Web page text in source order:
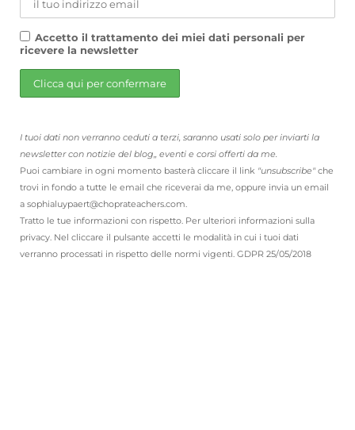
Accetto il trattamento dei miei dati personali per
ricevere la newsletter
I tuoi dati non verranno ceduti a terzi, saranno usati solo per inviarti la
newsletter con notizie del blog,, eventi e corsi offerti da me.
Puoi cambiare in ogni momento basterà cliccare il link "unsubscribe"che
trovi in fondo a tutte le email che riceverai da me, oppure invia un email
a sophialuypaert@choprateachers.com.
Tratto le tue informazioni con rispetto. Per ulteriori informazioni sulla
privacy. Nel cliccare il pulsante accetti le modalità in cui i tuoi dati
verranno processati in rispetto delle normi vigenti. GDPR 25/05/2018